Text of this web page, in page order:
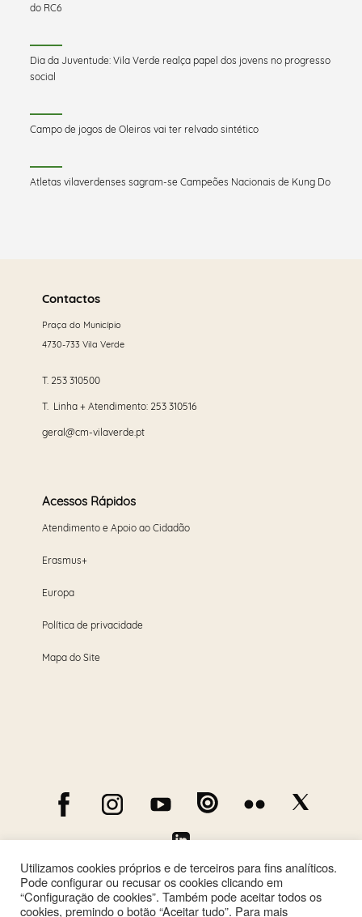
do RC6
Dia da Juventude: Vila Verde realça papel dos jovens no progresso
social
Campo de jogos de Oleiros vai ter relvado sintético
Atletas vilaverdenses sagram-se Campeões Nacionais de Kung Do
maisContactos
Praça do Município
4730-733 Vila Verde
T. 253 310500
T. Linha + Atendimento: 253 310516
geral@cm-vilaverde.pt
Acessos Rápidos
Atendimento e Apoio ao Cidadão
Erasmus+
Europa
Política de privacidade
Mapa do Site
Utilizamos cookies próprios e de terceiros para fins analíticos.
Pode configurar ou recusar os cookies clicando em
“Configuração de cookies”. Também pode aceitar todos os
cookies, premindo o botão “Aceitar tudo”. Para mais